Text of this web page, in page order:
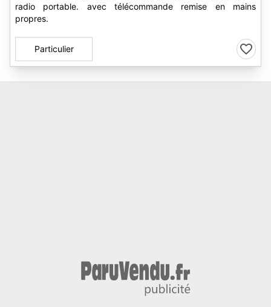
radio portable. avec télécommande remise en mains
propres.
Particulier